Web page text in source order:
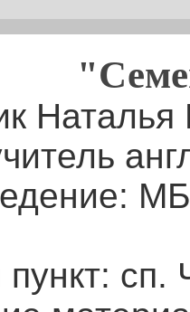
Наталья
сп.